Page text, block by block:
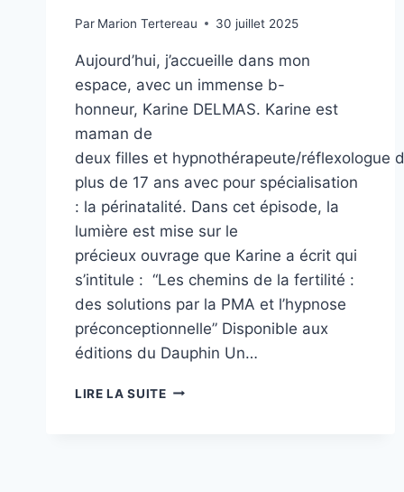
Par Marion Tertereau 30 juillet 2025
Aujourd’hui, j’accueille dans mon
espace, avec un immense b-
honneur, Karine DELMAS. Karine est
maman de
deux filles et hypnothérapeute/réflexologue
plus de 17 ans avec pour spécialisation
: la périnatalité. Dans cet épisode, la
lumière est mise sur le
précieux ouvrage que Karine a écrit qui
s’intitule : “Les chemins de la fertilité :
des solutions par la PMA et l’hypnose
préconceptionnelle” Disponible aux
éditions du Dauphin Un…
LIRE LA SUITELES